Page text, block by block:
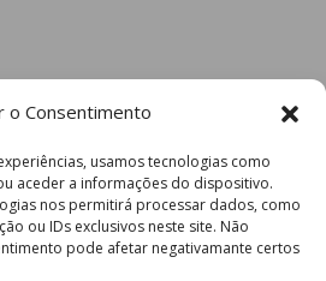
o Consentimento
usamos tecnologias como
aceder a informações do dispositivo.
nos permitirá processar dados, como
ou IDs exclusivos neste site. Não
pode afetar negativamante certos